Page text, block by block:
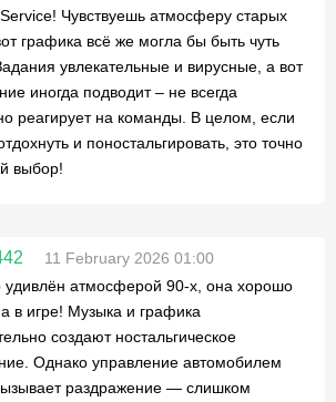
Чувствуешь атмосферу старых
графика всё же могла бы быть чуть
увлекательные и вирусные, а вот
иногда подводит – не всегда
реагирует на команды. В целом, если
и поностальгировать, это точно
выбор!
11 February 2026 01:00
удивлён атмосферой 90-х, она хорошо
в игре! Музыка и графика
создают ностальгическое
Однако управление автомобилем
раздражение — слишком